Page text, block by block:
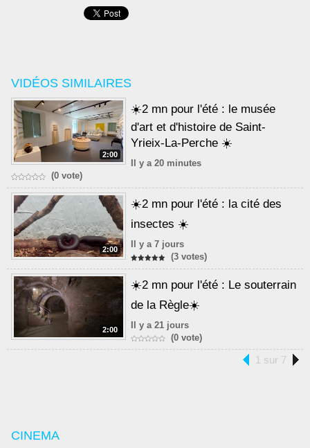
VIDÉOS SIMILAIRES
2:00
☀️2 mn pour l'été : le musée
d'art et d'histoire de Saint-
Yrieix-La-Perche ☀️
Il y a 20 minutes
(0 vote)
2:00
☀️2 mn pour l'été : la cité des
insectes ☀️
Il y a 7 jours
(3 votes)
2:00
☀️2 mn pour l'été : Le souterrain
de la Règle☀️
Il y a 21 jours
(0 vote)
1 sur 7
CINEMA